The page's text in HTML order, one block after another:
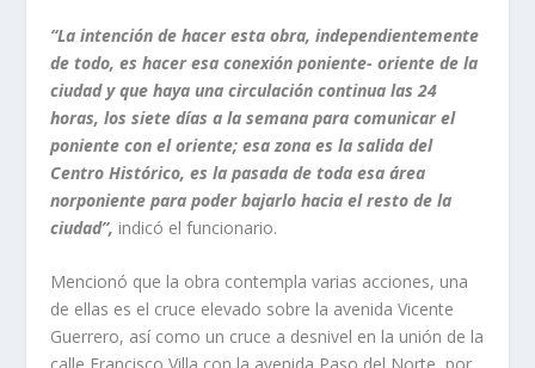
“La intención de hacer esta obra, independientemente
de todo, es hacer esa conexión poniente- oriente de la
ciudad y que haya una circulación continua las 24
horas, los siete días a la semana para comunicar el
poniente con el oriente; esa zona es la salida del
Centro Histórico, es la pasada de toda esa área
norponiente para poder bajarlo hacia el resto de la
ciudad”, indicó el funcionario.
Mencionó que la obra contempla varias acciones, una
de ellas es el cruce elevado sobre la avenida Vicente
Guerrero, así como un cruce a desnivel en la unión de la